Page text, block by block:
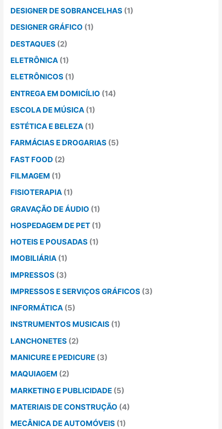
DESIGNER DE SOBRANCELHAS (1)
DESIGNER GRÁFICO (1)
DESTAQUES (2)
ELETRÔNICA (1)
ELETRÔNICOS (1)
ENTREGA EM DOMICÍLIO (14)
ESCOLA DE MÚSICA (1)
ESTÉTICA E BELEZA (1)
FARMÁCIAS E DROGARIAS (5)
FAST FOOD (2)
FILMAGEM (1)
FISIOTERAPIA (1)
GRAVAÇÃO DE ÁUDIO (1)
HOSPEDAGEM DE PET (1)
HOTEIS E POUSADAS (1)
IMOBILIÁRIA (1)
IMPRESSOS (3)
IMPRESSOS E SERVIÇOS GRÁFICOS (3)
INFORMÁTICA (5)
INSTRUMENTOS MUSICAIS (1)
LANCHONETES (2)
MANICURE E PEDICURE (3)
MAQUIAGEM (2)
MARKETING E PUBLICIDADE (5)
MATERIAIS DE CONSTRUÇÃO (4)
MECÂNICA DE AUTOMÓVEIS (1)